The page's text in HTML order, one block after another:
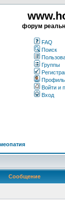
форум
FAQ
Поиск
Группы
Профиль
Войти и
Вход
Сообщение